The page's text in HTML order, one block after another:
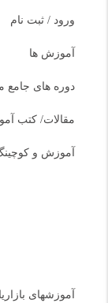
ورود / ثبت نام
آموزش ها
دوره های جامع
مقالات/ کتب
آموزش و
آموزشهای